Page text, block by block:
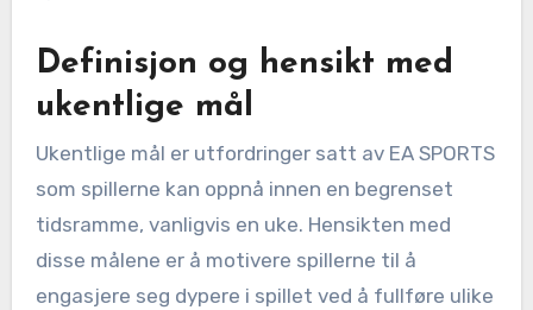
Definisjon og hensikt med
ukentlige mål
Ukentlige mål er utfordringer satt av EA SPORTS
som spillerne kan oppnå innen en begrenset
tidsramme, vanligvis en uke. Hensikten med
disse målene er å motivere spillerne til å
engasjere seg dypere i spillet ved å fullføre ulike